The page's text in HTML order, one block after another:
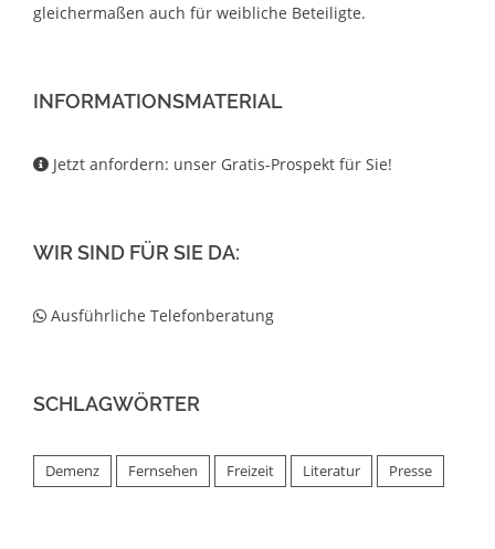
gleichermaßen auch für weibliche Beteiligte.
INFORMATIONSMATERIAL
Jetzt anfordern: unser Gratis-Prospekt für Sie!
WIR SIND FÜR SIE DA:
Ausführliche Telefonberatung
SCHLAGWÖRTER
Demenz Fernsehen Freizeit Literatur Presse